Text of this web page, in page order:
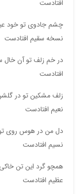
افتادست
چشم جادوی تو خود
نسخه سقیم افتادست
در خم زلف تو آن خال
افتادست
زلف مشکین تو در
نعیم افتادست
دل من در هوس روی
نسیم افتادست
همچو گرد این تن
عظیم افتادست